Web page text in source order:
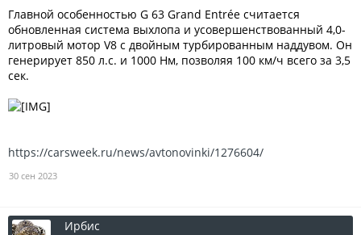
Главной особенностью G 63 Grand Entrée считается
обновленная система выхлопа и усовершенствованный 4,0-
литровый мотор V8 с двойным турбированным наддувом. Он
генерирует 850 л.с. и 1000 Нм, позволяя 100 км/ч всего за 3,5
сек.
https://carsweek.ru/news/avtonovinki/1276604/
30 сен 2023
Ирбис